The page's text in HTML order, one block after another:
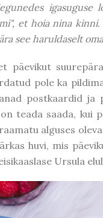
igasuguse
et hoia nina
see haruldaselt
päevikut
pole ka
postkaardid ja
teada saada, kui
alguses
huvi, mis
Ursula